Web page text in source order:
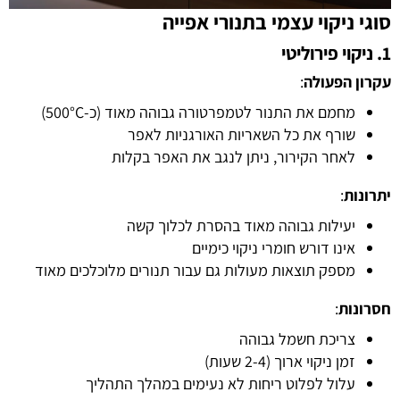
סוגי ניקוי עצמי בתנורי אפייה
1. ניקוי פירוליטי
עקרון הפעולה:
מחמם את התנור לטמפרטורה גבוהה מאוד (כ-500°C)
שורף את כל השאריות האורגניות לאפר
לאחר הקירור, ניתן לנגב את האפר בקלות
יתרונות:
יעילות גבוהה מאוד בהסרת לכלוך קשה
אינו דורש חומרי ניקוי כימיים
מספק תוצאות מעולות גם עבור תנורים מלוכלכים מאוד
חסרונות:
צריכת חשמל גבוהה
זמן ניקוי ארוך (2-4 שעות)
עלול לפלוט ריחות לא נעימים במהלך התהליך